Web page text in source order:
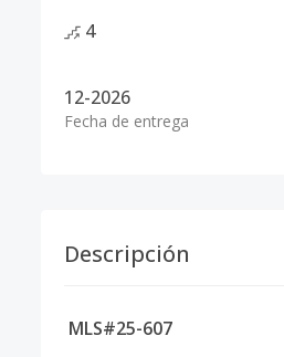
4
12-2026
Fecha de entrega
Descripción
MLS#25-607